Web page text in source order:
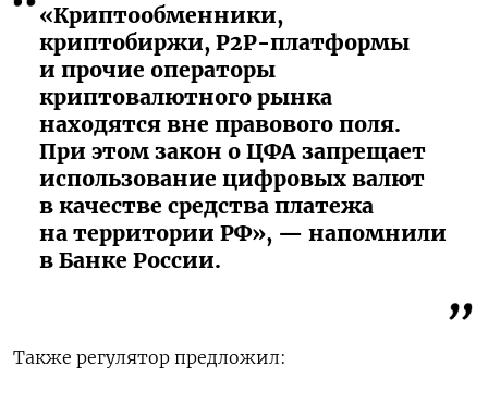
«Криптообменники,
криптобиржи, P2P-платформы
и прочие операторы
криптовалютного рынка
находятся вне правового поля.
При этом закон о ЦФА запрещает
использование цифровых валют
в качестве средства платежа
на территории РФ», — напомнили
в Банке России.
Также регулятор предложил: